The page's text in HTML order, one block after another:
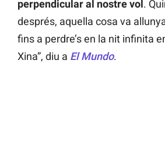
perpendicular al nostre vol.
després, aquella cosa va
fins a perdre’s en la nit infinita
Xina”, diu a El Mundo.